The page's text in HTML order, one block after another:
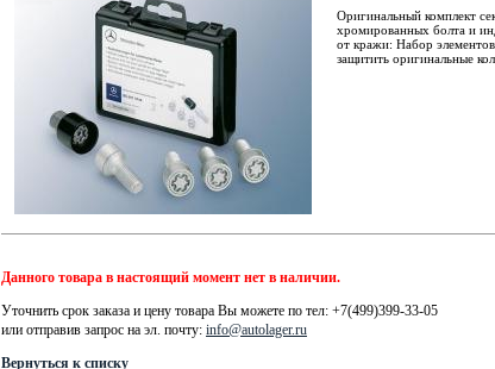
Оригинальный комплект
хромированных болта и
от кражи: Набор
защитить оригинальные
Данного товара в настоящий момент нет в наличии.
Уточнить срок заказа и цену товара Вы можете по тел: +7(499)399-33-05
или отправив запрос на эл. почту: info@autolager.ru
Вернуться к списку